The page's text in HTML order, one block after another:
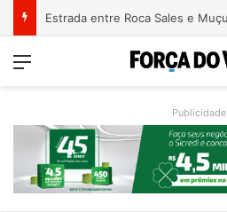
Menu
Publicidade